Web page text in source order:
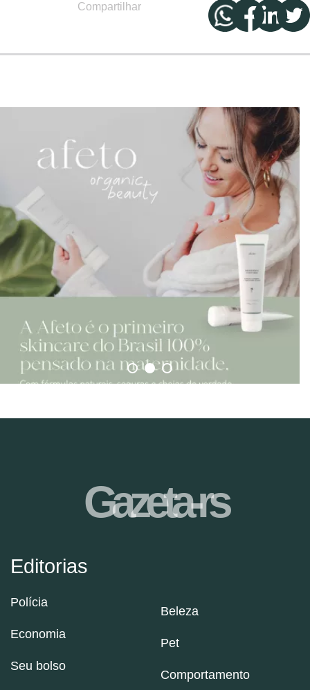
Compartilhar
Editorias
Polícia
Economia
Seu bolso
Beleza
Pet
Comportamento
Gazeta-rs